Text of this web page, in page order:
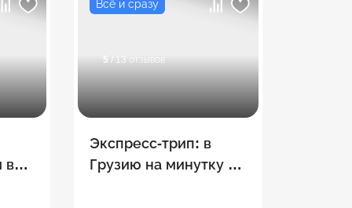
в
Всё и сразу
5 / 13 отзывов
Экспресс-трип: в
Грузию на минутку –